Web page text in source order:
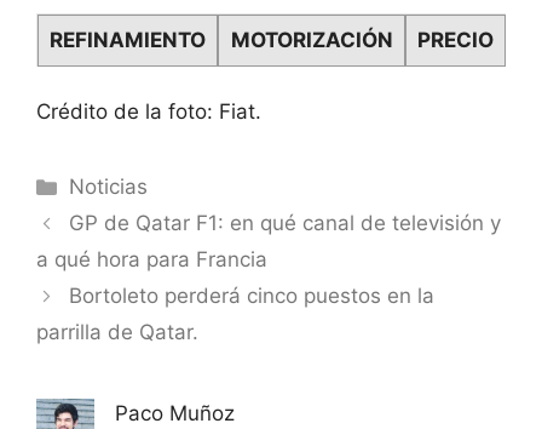
REFINAMIENTO MOTORIZACIÓN PRECIO
Crédito de la foto: Fiat.
Categorías
Noticias
GP de Qatar F1: en qué canal de televisión y
a qué hora para Francia
Bortoleto perderá cinco puestos en la
parrilla de Qatar.
Paco Muñoz